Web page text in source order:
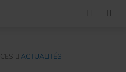
ACTUALITÉS